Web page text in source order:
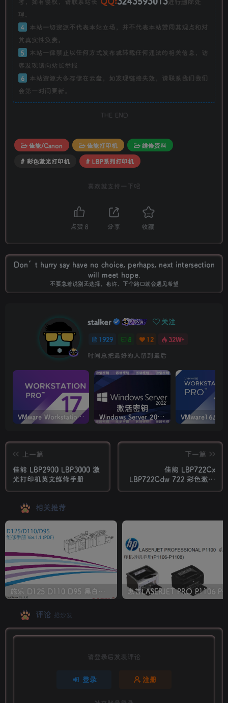
理。
4
本站一切资源不代表本站立场，并不代表本站赞同其观点和对
其真实性负责。
5
本站一律禁止以任何方式发布或转载任何违法的相关信息，访
客发现请向站长举报
6
本站资源大多存储在云盘，如发现链接失效，请联系我们我们
会第一时间更新。
THE END
佳能/Canon 佳能打印机
维修资料
# 彩色激光打印机
# LBP系列打印机
喜欢就支持一下吧
点赞 8 分享 收藏
Don’t hurry say have no choice, perhaps, next intersection
will meet hope.
不要急着说别无选择，也许、下个路口就会遇见希望
stalker 关注
1929 8 12
32W+
时间总把最好的人留到最后
VMware Workstation PRO v17.6.4 正式版_虚拟机(带激活密钥) Windows Server 2022激活密钥 2024 5月更新
上一篇
佳能 LBP2900 LBP3000 激
光打印机英文维修手册
下一篇
佳能 LBP722Cx
LBP722Cdw 722 彩色激光
相关推荐
施乐 D125 D110 D95 黑白生产型高速复印机中文维修手册 惠普LASERJET PRO P1106
评论 抢沙发
请登录后发表评论
登录 注册